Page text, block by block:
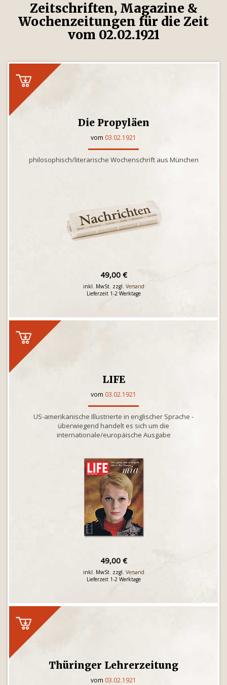
Zeitschriften, Magazine &
Wochenzeitungen für die Zeit
vom 02.02.1921
Die Propyläen
vom 03.02.1921
philosophisch/literarische Wochenschrift aus München
49,00 €
inkl. MwSt. zzgl. Versand
Lieferzeit 1-2 Werktage
LIFE
vom 03.02.1921
US-amerikanische Illustrierte in englischer Sprache -
überwiegend handelt es sich um die
internationale/europäische Ausgabe
49,00 €
inkl. MwSt. zzgl. Versand
Lieferzeit 1-2 Werktage
Thüringer Lehrerzeitung
vom 03.02.1921